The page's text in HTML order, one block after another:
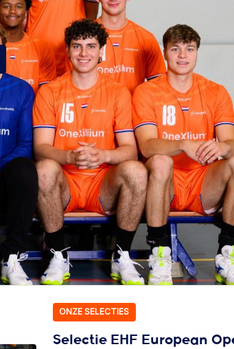
ONZE SELECTIES
Selectie EHF European